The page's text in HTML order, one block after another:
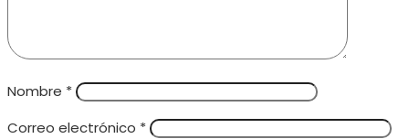
Nombre *
Correo electrónico *